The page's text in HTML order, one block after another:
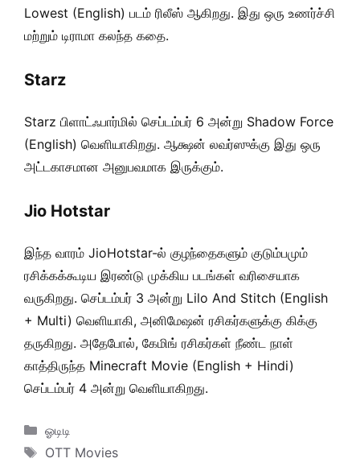
Lowest (English) படம் ரிலீஸ் ஆகிறது. இது ஒரு உணர்ச்சி
மற்றும் டிராமா கலந்த கதை.
Starz
Starz பிளாட்ஃபார்மில் செப்டம்பர் 6 அன்று Shadow Force
(English) வெளியாகிறது. ஆக்ஷன் லவர்ஸுக்கு இது ஒரு
அட்டகாசமான அனுபவமாக இருக்கும்.
Jio Hotstar
இந்த வாரம் JioHotstar-ல் குழந்தைகளும் குடும்பமும்
ரசிக்கக்கூடிய இரண்டு முக்கிய படங்கள் வரிசையாக
வருகிறது. செப்டம்பர் 3 அன்று Lilo And Stitch (English
+ Multi) வெளியாகி, அனிமேஷன் ரசிகர்களுக்கு கிக்கு
தருகிறது. அதேபோல், கேமிங் ரசிகர்கள் நீண்ட நாள்
காத்திருந்த Minecraft Movie (English + Hindi)
செப்டம்பர் 4 அன்று வெளியாகிறது.
Categories
ஓடிடி
Tags
OTT Movies